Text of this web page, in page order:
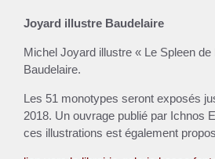
Joyard illustre Baudelaire
Michel Joyard illustre « Le Spleen
Baudelaire.
Les 51 monotypes seront exposés
2018. Un ouvrage publié par Ichnos
ces illustrations est également